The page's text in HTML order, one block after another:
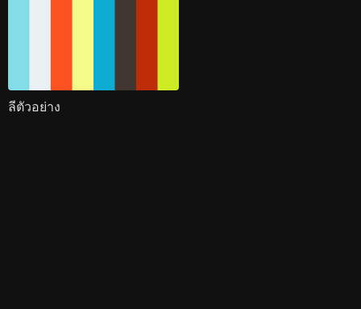
ลีตัวอย่าง